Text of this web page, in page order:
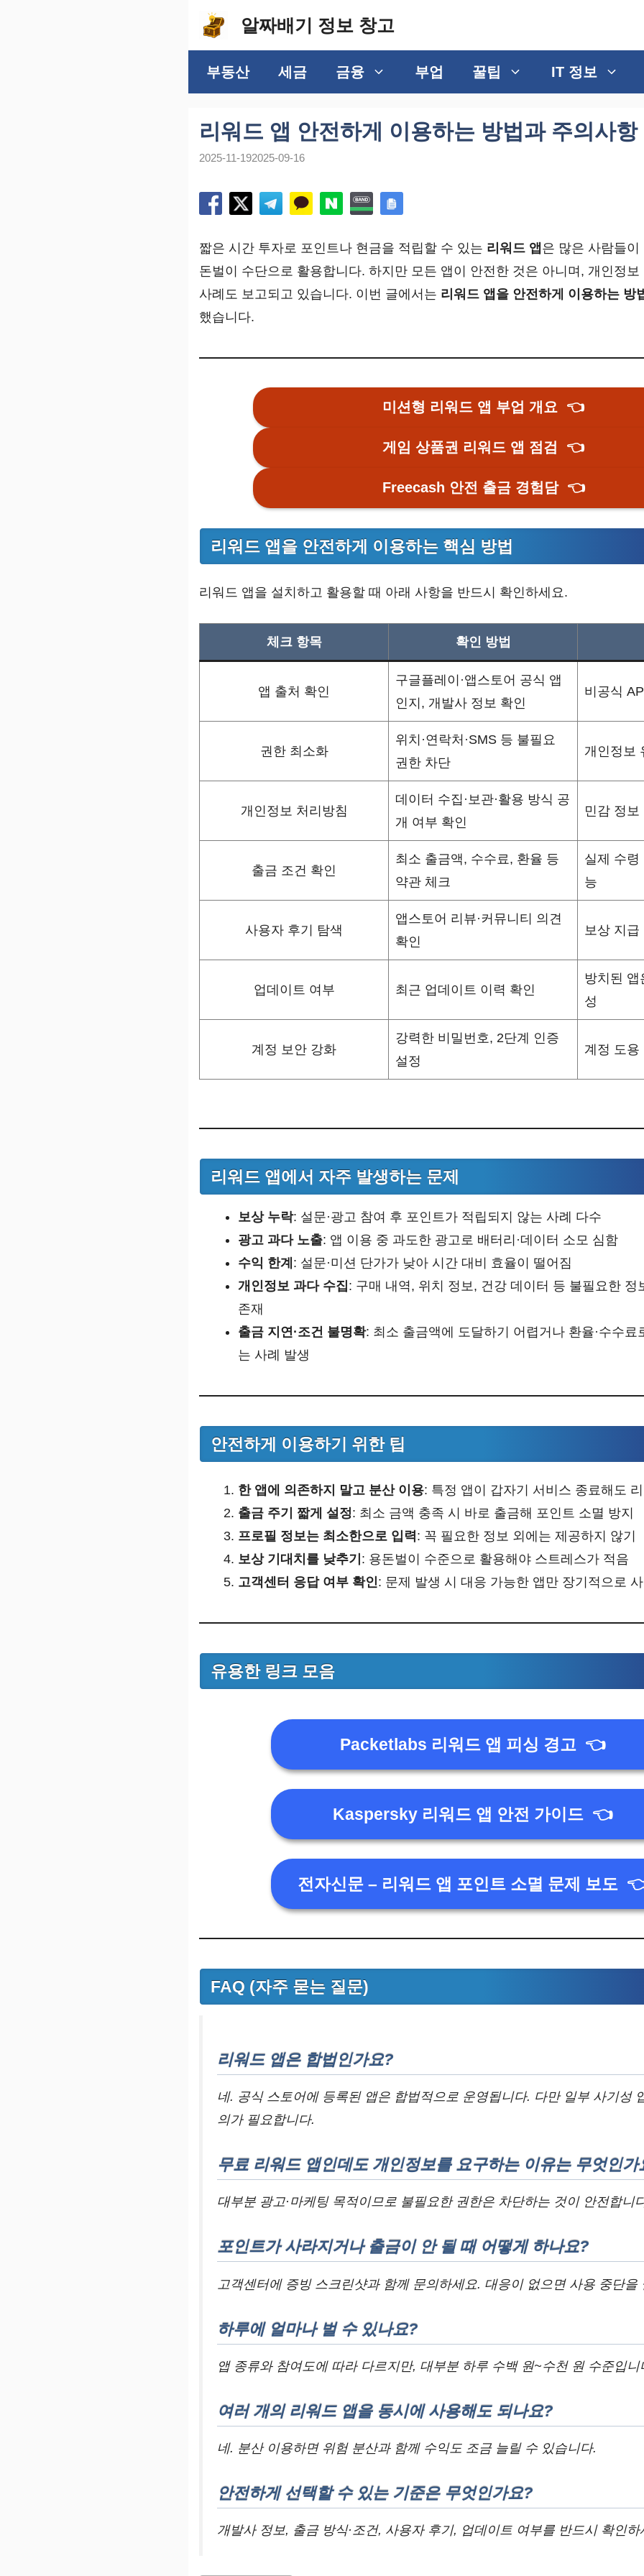
알짜배기 정보 창고
부동산 세금 금융 부업 꿀팁 IT 정보
리워드 앱 안전하게 이용하는 방법과 주의사항
2025-11-192025-09-16
짧은 시간 투자로 포인트나 현금을 적립할 수 있는 리워드 앱 은 많은 사람들
돈벌이 수단으로 활용합니다. 하지만 모든 앱이 안전한 것은 아니며, 개인정
사례도 보고되고 있습니다. 이번 글에서는 리워드 앱을 안전하게 이용하는 방
했습니다.
미션형 리워드 앱 부업 개요 👈
게임 상품권 리워드 앱 점검 👈
Freecash 안전 출금 경험담 👈
리워드 앱을 안전하게 이용하는 핵심 방법
리워드 앱을 설치하고 활용할 때 아래 사항을 반드시 확인하세요.
체크 항목 확인 방법
앱 출처 확인
구글플레이·앱스토어 공식 앱
인지, 개발사 정보 확인
비공식
권한 최소화
위치·연락처·SMS 등 불필요
권한 차단
개인정보
개인정보 처리방침
데이터 수집·보관·활용 방식 공
개 여부 확인
민감 정보
출금 조건 확인
최소 출금액, 수수료, 환율 등
약관 체크
실제 수령
능
사용자 후기 탐색
앱스토어 리뷰·커뮤니티 의견
확인
보상 지
업데이트 여부 최근 업데이트 이력 확인
방치된
성
계정 보안 강화
강력한 비밀번호, 2단계 인증
설정
계정 도용
리워드 앱에서 자주 발생하는 문제
보상 누락: 설문·광고 참여 후 포인트가 적립되지 않는 사례 다수
광고 과다 노출: 앱 이용 중 과도한 광고로 배터리·데이터 소모 심함
수익 한계 : 설문·미션 단가가 낮아 시간 대비 효율이 떨어짐
개인정보 과다 수집: 구매 내역, 위치 정보, 건강 데이터 등 불필요한 정
존재
출금 지연·조건 불명확: 최소 출금액에 도달하기 어렵거나 환율·수수료
는 사례 발생
안전하게 이용하기 위한 팁
한 앱에 의존하지 말고 분산 이용: 특정 앱이 갑자기 서비스 종료해도
출금 주기 짧게 설정: 최소 금액 충족 시 바로 출금해 포인트 소멸 방지
프로필 정보는 최소한으로 입력 : 꼭 필요한 정보 외에는 제공하지 않기
보상 기대치를 낮추기 : 용돈벌이 수준으로 활용해야 스트레스가 적음
고객센터 응답 여부 확인: 문제 발생 시 대응 가능한 앱만 장기적으로
유용한 링크 모음
Packetlabs 리워드 앱 피싱 경고 👈
Kaspersky 리워드 앱 안전 가이드 👈
전자신문 – 리워드 앱 포인트 소멸 문제 보도
FAQ (자주 묻는 질문)
리워드 앱은 합법인가요?
네. 공식 스토어에 등록된 앱은 합법적으로 운영됩니다. 다만 일부 사기성
의가 필요합니다.
무료 리워드 앱인데도 개인정보를 요구하는 이유는 무엇인가
대부분 광고·마케팅 목적이므로 불필요한 권한은 차단하는 것이 안전합니
포인트가 사라지거나 출금이 안 될 때 어떻게 하나요?
고객센터에 증빙 스크린샷과 함께 문의하세요. 대응이 없으면 사용 중단을
하루에 얼마나 벌 수 있나요?
앱 종류와 참여도에 따라 다르지만, 대부분 하루 수백 원~수천 원 수준입니
여러 개의 리워드 앱을 동시에 사용해도 되나요?
네. 분산 이용하면 위험 분산과 함께 수익도 조금 늘릴 수 있습니다.
안전하게 선택할 수 있는 기준은 무엇인가요?
개발사 정보, 출금 방식·조건, 사용자 후기, 업데이트 여부를 반드시 확인하